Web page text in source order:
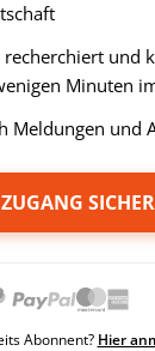
recherchiert und
Minuten
Meldungen und
ZUGANG
Abonnent? Hier